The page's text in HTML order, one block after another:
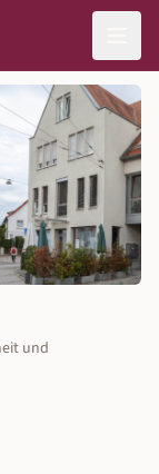
und